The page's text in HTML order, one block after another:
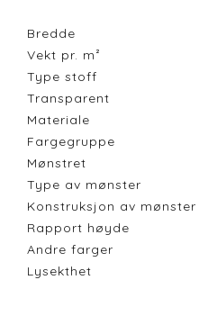
Bredde
Vekt pr. m²
Type stoff
Transparent
Materiale
Fargegruppe
Mønstret
Type av mønster
Konstruksjon av mønster
Rapport høyde
Andre farger
Lysekthet